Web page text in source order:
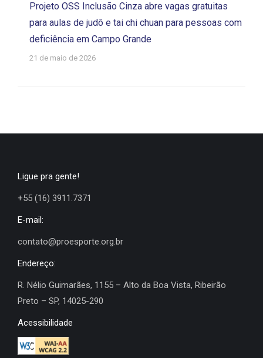
Projeto OSS Inclusão Cinza abre vagas gratuitas
para aulas de judô e tai chi chuan para pessoas com
deficiência em Campo Grande
21 de maio de 2026
Ligue pra gente!
+55 (16) 3911.7371
E-mail:
contato@proesporte.org.br
Endereço:
R. Nélio Guimarães, 1155 – Alto da Boa Vista, Ribeirão
Preto – SP, 14025-290
Acessibilidade